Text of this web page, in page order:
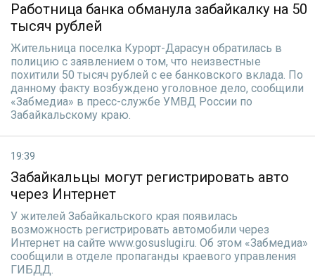
Работница банка обманула забайкалку на 50
тысяч рублей
Жительница поселка Курорт-Дарасун обратилась в
полицию с заявлением о том, что неизвестные
похитили 50 тысяч рублей с ее банковского вклада. По
данному факту возбуждено уголовное дело, сообщили
«Забмедиа» в пресс-службе УМВД России по
Забайкальскому краю.
19:39
Забайкальцы могут регистрировать авто
через Интернет
У жителей Забайкальского края появилась
возможность регистрировать автомобили через
Интернет на сайте www.gosuslugi.ru. Об этом «Забмедиа»
сообщили в отделе пропаганды краевого управления
ГИБДД.